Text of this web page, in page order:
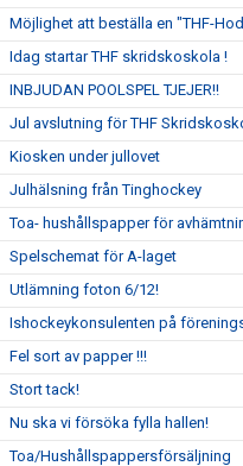
Möjlighet att beställa en "THF-
Idag startar THF skridskoskola !
INBJUDAN POOLSPEL TJEJER!!
Jul avslutning för THF
Kiosken under jullovet
Julhälsning från Tinghockey
Toa- hushållspapper för
Spelschemat för A-laget
Utlämning foton 6/12!
Ishockeykonsulenten på
Fel sort av papper !!!
Stort tack!
Nu ska vi försöka fylla hallen!
Toa/Hushållspappersförsäljning